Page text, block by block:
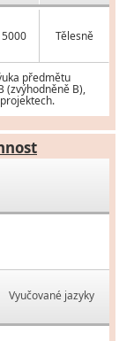
Tělesně
předmětu
(zvýhodněně B),
Vyučované jazyky